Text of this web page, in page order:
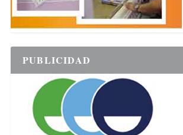
PUBLICIDAD